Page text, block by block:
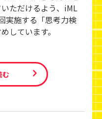
ただけるよう、iML
実施する「思考力検
しています。
む